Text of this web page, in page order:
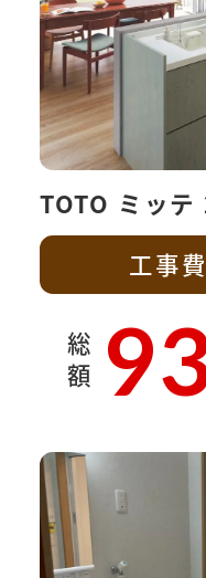
TOTO ミッテ
工事
総
額